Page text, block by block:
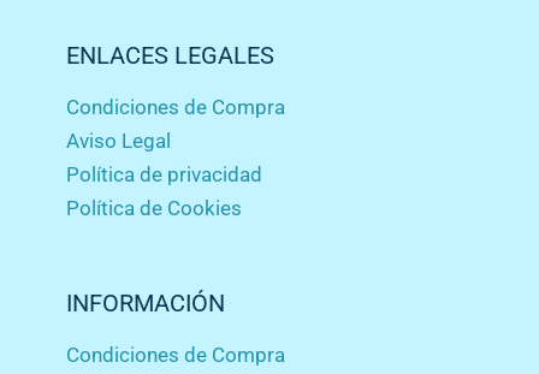
ENLACES LEGALES
Condiciones de Compra
Aviso Legal
Política de privacidad
Política de Cookies
INFORMACIÓN
Condiciones de Compra